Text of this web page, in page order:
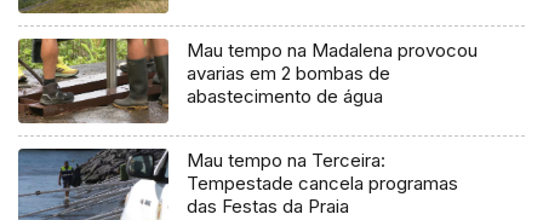
Mau tempo na Madalena provocou
avarias em 2 bombas de
abastecimento de água
Mau tempo na Terceira:
Tempestade cancela programas
das Festas da Praia